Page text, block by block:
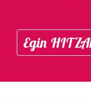
Egin